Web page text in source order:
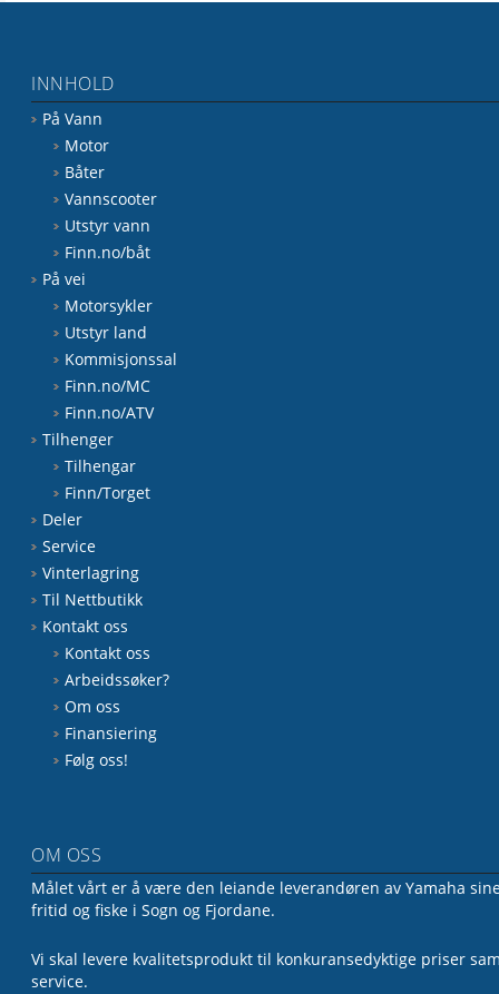
INNHOLD
På Vann
Motor
Båter
Vannscooter
Utstyr vann
Finn.no/båt
På vei
Motorsykler
Utstyr land
Kommisjonssal
Finn.no/MC
Finn.no/ATV
Tilhenger
Tilhengar
Finn/Torget
Deler
Service
Vinterlagring
Til Nettbutikk
Kontakt oss
Kontakt oss
Arbeidssøker?
Om oss
Finansiering
Følg oss!
OM OSS
Målet vårt er å være den leiande leverandøren av Yamaha
fritid og fiske i Sogn og Fjordane.
Vi skal levere kvalitetsprodukt til konkuransedyktige priser
service.